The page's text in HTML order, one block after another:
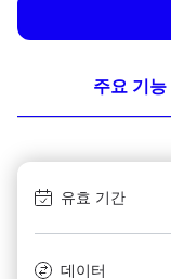
주요 기능
유효 기간
데이터